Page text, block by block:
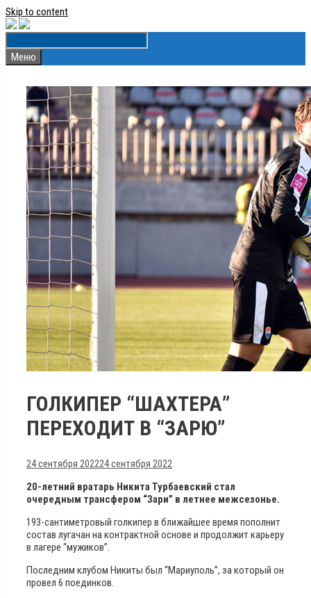
Skip to content
Меню
ГОЛКИПЕР “ШАХТЕРА”
ПЕРЕХОДИТ В “ЗАРЮ”
24 сентября 202224 сентября 2022
20-летний вратарь Никита Турбаевский стал
очередным трансфером “Зари” в летнее межсезонье.
193-сантиметровый голкипер в ближайшее время пополнит
состав лугачан на контрактной основе и продолжит карьеру
в лагере “мужиков”.
Последним клубом Никиты был “Мариуполь”, за который он
провел 6 поединков.